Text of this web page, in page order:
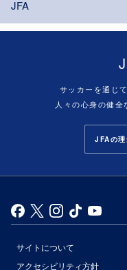
JFA
サッカーを通じ
人々の心身の健全
JFAの理
サイトについて
アクセシビリティ方針